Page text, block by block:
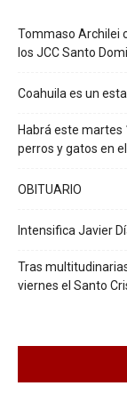
Tommaso Archilei
los JCC Santo
Coahuila es un
Habrá este martes
perros y gatos en
OBITUARIO
Intensifica Javier
Tras
viernes el Santo